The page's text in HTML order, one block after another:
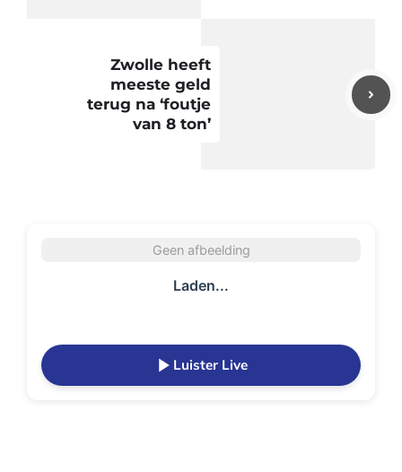
Zwolle heeft
meeste geld
terug na ‘foutje
van 8 ton’
Geen afbeelding
Laden...
Luister Live